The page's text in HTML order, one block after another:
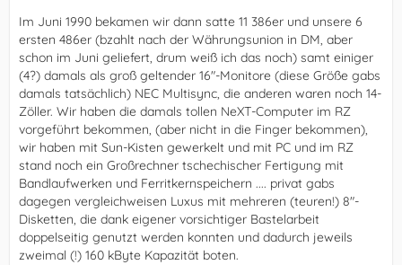
Im Juni 1990 bekamen wir dann satte 11 386er und unsere 6
ersten 486er (bzahlt nach der Währungsunion in DM, aber
schon im Juni geliefert, drum weiß ich das noch) samt einiger
(4?) damals als groß geltender 16"-Monitore (diese Größe gabs
damals tatsächlich) NEC Multisync, die anderen waren noch 14-
Zöller. Wir haben die damals tollen NeXT-Computer im RZ
vorgeführt bekommen, (aber nicht in die Finger bekommen),
wir haben mit Sun-Kisten gewerkelt und mit PC und im RZ
stand noch ein Großrechner tschechischer Fertigung mit
Bandlaufwerken und Ferritkernspeichern .... privat gabs
dagegen vergleichweisen Luxus mit mehreren (teuren!) 8"-
Disketten, die dank eigener vorsichtiger Bastelarbeit
doppelseitig genutzt werden konnten und dadurch jeweils
zweimal (!) 160 kByte Kapazität boten.